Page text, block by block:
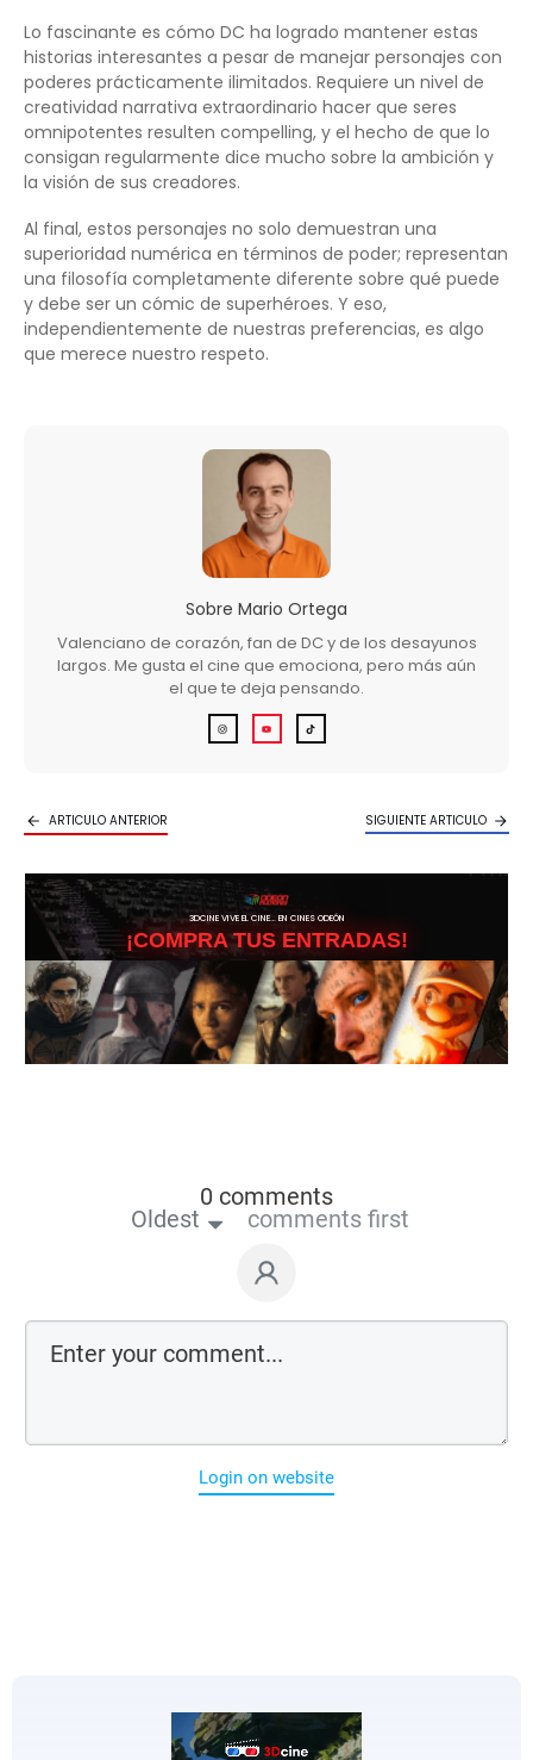
Lo fascinante es cómo DC ha logrado mantener estas
historias interesantes a pesar de manejar personajes con
poderes prácticamente ilimitados. Requiere un nivel de
creatividad narrativa extraordinario hacer que seres
omnipotentes resulten compelling, y el hecho de que lo
consigan regularmente dice mucho sobre la ambición y
la visión de sus creadores.
Al final, estos personajes no solo demuestran una
superioridad numérica en términos de poder; representan
una filosofía completamente diferente sobre qué puede
y debe ser un cómic de superhéroes. Y eso,
independientemente de nuestras preferencias, es algo
que merece nuestro respeto.
Sobre Mario Ortega
Valenciano de corazón, fan de DC y de los desayunos
largos. Me gusta el cine que emociona, pero más aún
el que te deja pensando.
ARTICULO ANTERIOR SIGUIENTE ARTICULO
3DCINE VIVE EL CINE… EN CINES ODEÓN
¡COMPRA TUS ENTRADAS!
0 comments
Oldest comments first
Login on website